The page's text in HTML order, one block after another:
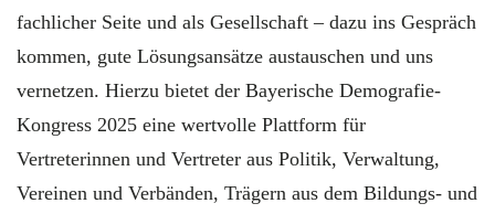
fachlicher Seite und als Gesellschaft – dazu ins Gespräch
kommen, gute Lösungsansätze austauschen und uns
vernetzen. Hierzu bietet der Bayerische Demografie-
Kongress 2025 eine wertvolle Plattform für
Vertreterinnen und Vertreter aus Politik, Verwaltung,
Vereinen und Verbänden, Trägern aus dem Bildungs- und